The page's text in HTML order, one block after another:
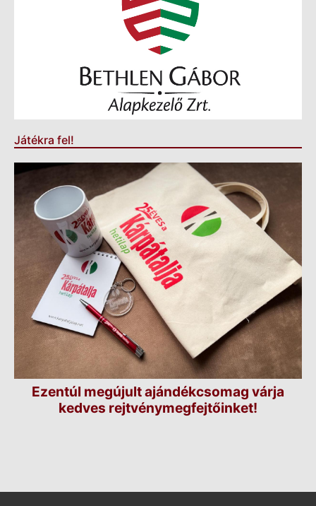
Játékra fel!
Ezentúl megújult ajándékcsomag várja
kedves rejtvénymegfejtőinket!